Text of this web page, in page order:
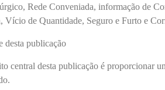
Rede Conveniada, informação de
Vício de Quantidade, Seguro e Furto e
desta publicação
central desta publicação é proporcionar